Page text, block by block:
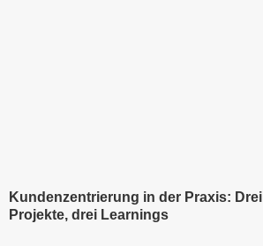
Kundenzentrierung in der Praxis: Drei
Projekte, drei Learnings